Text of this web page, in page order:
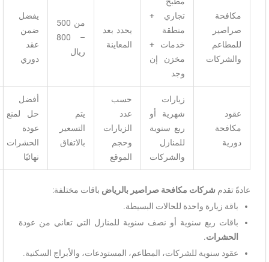
مكافحة
صراصير
للمطاعم
والشركات
تجاري +
منطقة
خدمات +
مخزن إن
وجد
يحدد بعد
المعاينة
من 500
– 800
ريال
يفضل
ضمن
عقد
دوري
عقود
مكافحة
دورية
زيارات
شهرية أو
ربع سنوية
للمنازل
والشركات
حسب
عدد
الزيارات
وحجم
الموقع
يتم
التسعير
بالاتفاق
أفضل
حل لمنع
عودة
الحشرات
نهائيًا
عادةً تقدم شركات مكافحة صراصير بالرياضباقات مختلفة:
باقة زيارة واحدة للحالات البسيطة.
باقات ربع سنوية أو نصف سنوية للمنازل التي تعاني من عودة
الحشرات.
عقود سنوية للشركات، المطاعم، المستودعات، والأبراج السكنية.